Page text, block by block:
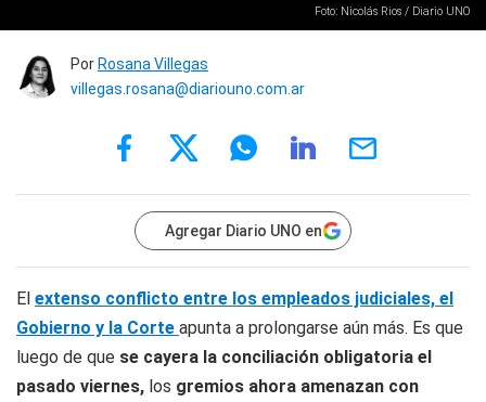
Foto: Nicolás Rios / Diario UNO
Por Rosana Villegas
villegas.rosana@diariouno.com.ar
Agregar Diario UNO en
El extenso conflicto entre los empleados judiciales, el
Gobierno y la Corte apunta a prolongarse aún más. Es que
luego de que se cayera la conciliación obligatoria el
pasado viernes, los gremios ahora amenazan con